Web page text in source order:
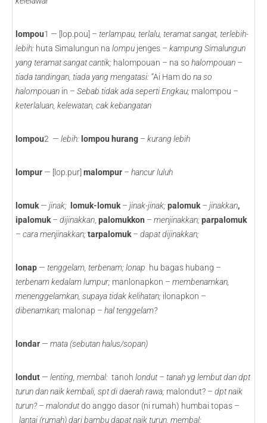
lompou1 — [lop.pou] – terlampau, terlalu, teramat sangat, terlebih-
lebih: huta Simalungun na lompu jenges – kampung Simalungun
yang teramat sangat cantik; halompouan – na sohalompouan –
tiada tandingan, tiada yang mengatasi: “Ai Ham dona so
halompouan in – Sebab tidak ada seperti Engkau; malompou –
keterlaluan, kelewatan, cak kebangatan
lompou2 — lebih: lompou hurang – kurang lebih
lompur — [lop.pur] malompur – hancur luluh
lomuk — jinak; lomuk-lomuk – jinak-jinak;palomuk – jinakkan,
ipalomuk – dijinakkan palomukkon – menjinakkan;parpalomuk
– cara menjinakkan;tarpalomuk – dapat dijinakkan;
lonap — tenggelam, terbenam; lonap hu bagas hubang –
terbenam kedalam lumpur; manlonapkon – membenamkan,
menenggelamkan, supaya tidak kelihatan; ilonapkon –
dibenamkan; malonap – hal tenggelam?
londar — mata (sebutan halus/sopan)
londut — lenting, membal: tanoh londut – tanah yg lembut dan dpt
turun dan naik kembali, spt di daerah rawa; malondut? – dpt naik
turun? – malondutdo anggo dasor (ni rumah) humbai topas –
lantai (rumah) dari bambu dapat naik turun, membal;